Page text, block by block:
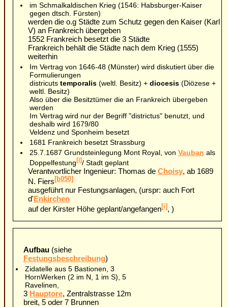
im Schmalkaldischen Krieg (1546: Habsburger-Kaiser
gegen dtsch. Fürsten)
werden die o.g Städte zum Schutz gegen den Kaiser (Karl
V) an Frankreich übergeben
1552 Frankreich besetzt die 3 Städte
Frankreich behält die Städte nach dem Krieg (1555)
weiterhin
Im Vertrag von 1646-48 (Münster) wird diskutiert über die
Formulierungen
districuts temporalis(weltl. Besitz) + diocesis(Diözese +
weltl. Besitz)
Also über die Besitztümer die an Frankreich übergeben
werden
Im Vertrag wird nur der Begriff "districtus" benutzt, und
deshalb wird 1679/80
Veldenz und Sponheim besetzt
1681 Frankreich besetzt Strassburg
25.7.1687 Grundsteinlegung Mont Royal, von Vauban als
Doppelfestung[i]/ Stadt geplant
Verantwortlicher Ingenieur: Thomas de Choisy, ab 1689
N. Fiers [b050]
ausgeführt nur Festungsanlagen, (urspr: auch Fort
d'Enkirchen
auf der Kirster Höhe geplant/angefangen[i], )
Aufbau(siehe
Festungsbeschreibung)
Zidatelle aus 5 Bastionen, 3
HornWerken (2 im N, 1 im S), 5
Ravelinen
3 Hauptore, Zentralstrasse 12m
breit, 5 oder 7 Brunnen